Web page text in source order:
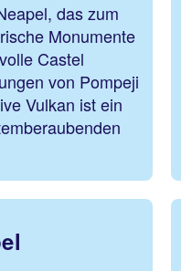
das zum
Monumente
Castel
von Pompeji
Vulkan ist ein